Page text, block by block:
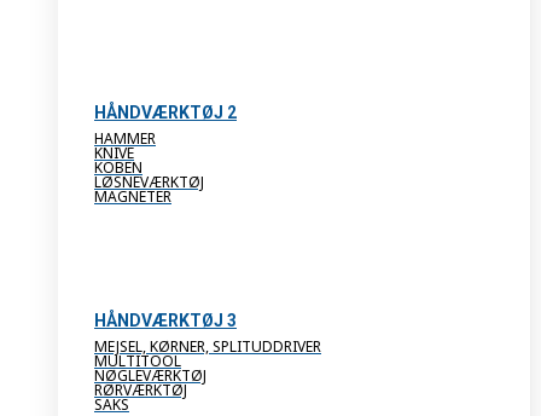
HÅNDVÆRKTØJ 2
HAMMER
KNIVE
KOBEN
LØSNEVÆRKTØJ
MAGNETER
HÅNDVÆRKTØJ 3
MEJSEL, KØRNER, SPLITUDDRIVER
MULTITOOL
NØGLEVÆRKTØJ
RØRVÆRKTØJ
SAKS